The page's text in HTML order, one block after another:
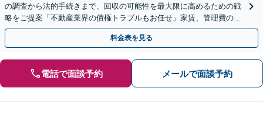
の調査から法的手続きまで、回収の可能性を最大限に高めるための戦
略をご提案「不動産業界の債権トラブルもお任せ」家賃、管理費の滞
納など
料金表を見る
電話で面談予約 メールで面談予約